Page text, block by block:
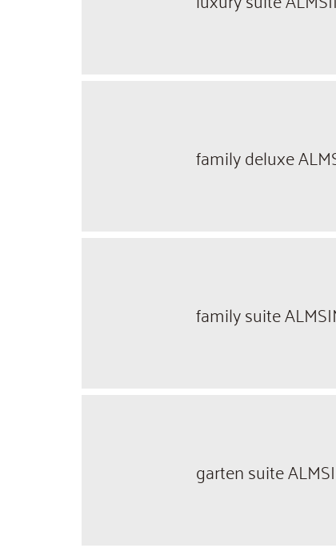
family deluxe
family suite
garten suite